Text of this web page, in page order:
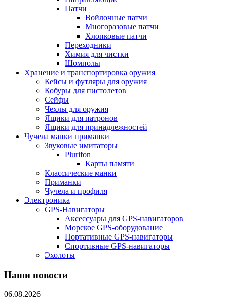
Патчи
Войлочные патчи
Многоразовые патчи
Хлопковые патчи
Переходники
Химия для чистки
Шомполы
Хранение и транспортировка оружия
Кейсы и футляры для оружия
Кобуры для пистолетов
Сейфы
Чехлы для оружия
Ящики для патронов
Ящики для принадлежностей
Чучела манки приманки
Звуковые имитаторы
Plurifon
Карты памяти
Классические манки
Приманки
Чучела и профиля
Электроника
GPS-Навигаторы
Аксессуары для GPS-навигаторов
Морское GPS-оборудование
Портативные GPS-навигаторы
Спортивные GPS-навигаторы
Эхолоты
Наши новости
06.08.2026